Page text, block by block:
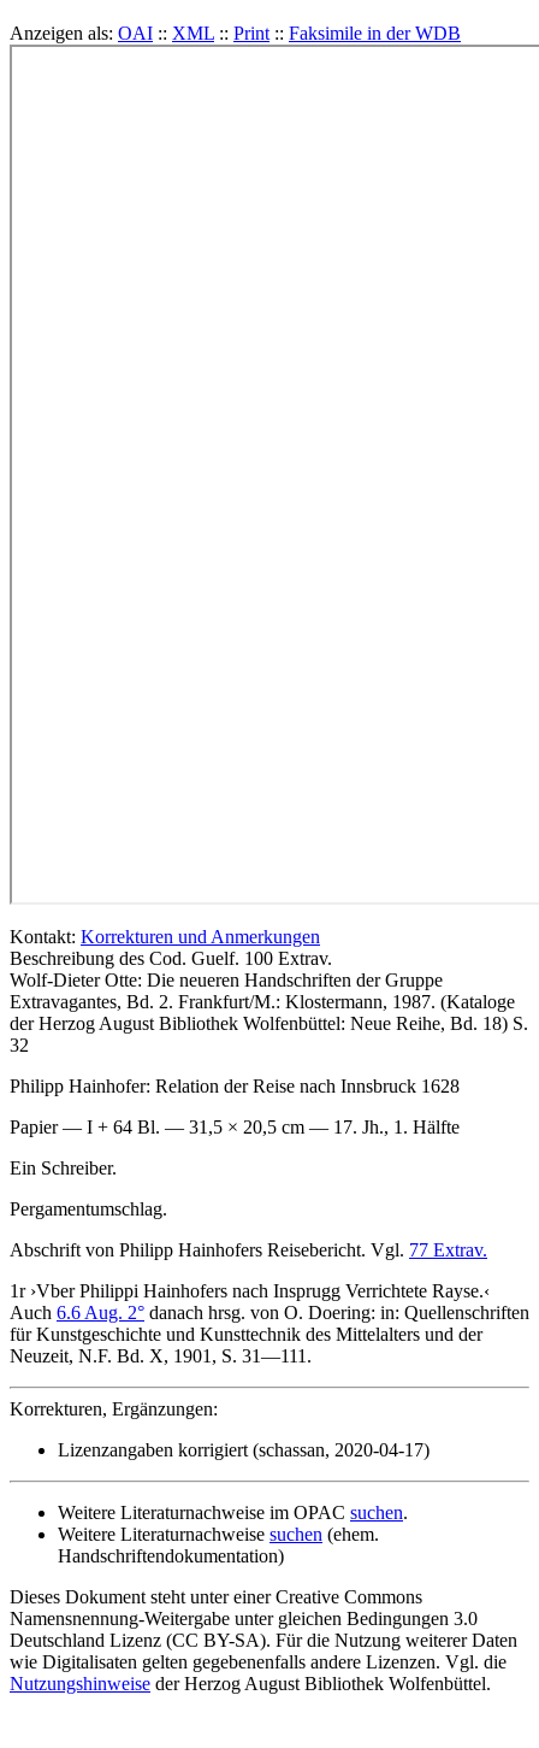
Anzeigen als: OAI :: XML :: Print :: Faksimile in der WDB
Kontakt: Korrekturen und Anmerkungen
Beschreibung des Cod. Guelf. 100 Extrav.
Wolf-Dieter Otte: Die neueren Handschriften der Gruppe
Extravagantes, Bd. 2. Frankfurt/M.: Klostermann, 1987. (Kataloge
der Herzog August Bibliothek Wolfenbüttel: Neue Reihe, Bd. 18) S.
32
Philipp Hainhofer: Relation der Reise nach Innsbruck 1628
Papier — I + 64 Bl. — 31,5 × 20,5 cm — 17. Jh., 1. Hälfte
Ein Schreiber.
Pergamentumschlag.
Abschrift von Philipp Hainhofers Reisebericht. Vgl. 77 Extrav.
1r ›Vber Philippi Hainhofers nach Insprugg Verrichtete Rayse.‹
Auch 6.6 Aug. 2° danach hrsg. von O. Doering: in: Quellenschriften
für Kunstgeschichte und Kunsttechnik des Mittelalters und der
Neuzeit, N.F. Bd. X, 1901, S. 31—111.
Korrekturen, Ergänzungen:
Lizenzangaben korrigiert (schassan, 2020-04-17)
Weitere Literaturnachweise im OPAC suchen.
Weitere Literaturnachweise suchen (ehem.
Handschriftendokumentation)
Dieses Dokument steht unter einer Creative Commons
Namensnennung-Weitergabe unter gleichen Bedingungen 3.0
Deutschland Lizenz (CC BY-SA). Für die Nutzung weiterer Daten
wie Digitalisaten gelten gegebenenfalls andere Lizenzen. Vgl. die
Nutzungshinweise der Herzog August Bibliothek Wolfenbüttel.